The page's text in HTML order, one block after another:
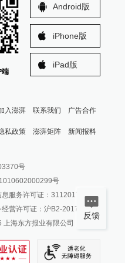
端
Android版
iPhone版
iPad版
入澎湃 联系我们 广告合作
私政策 澎湃矩阵
澎湃新闻公众号
澎湃新闻抖音号
派生万物开放平台
IP SHANGHAI
SIXTH TONE
新闻报料
news@thepaper.cn
号
号
息服务许可证：31120170006
营许可证：沪B2-2017116
上海东方报业有限公司
反馈